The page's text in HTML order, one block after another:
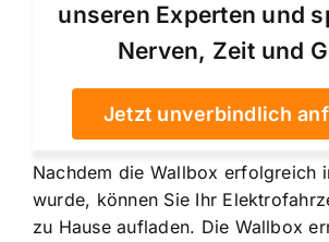
unseren Experten und
Nerven, Zeit und
Jetzt unverbindlich
Nachdem die Wallbox erfolgreich
wurde, können Sie Ihr
zu Hause aufladen. Die Wallbox